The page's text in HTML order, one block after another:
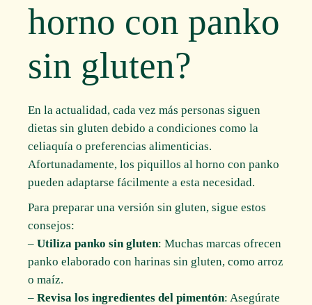
horno con panko
sin gluten?
En la actualidad, cada vez más personas siguen
dietas sin gluten debido a condiciones como la
celiaquía o preferencias alimenticias.
Afortunadamente, los piquillos al horno con panko
pueden adaptarse fácilmente a esta necesidad.
Para preparar una versión sin gluten, sigue estos
consejos:
–Utiliza panko sin gluten: Muchas marcas ofrecen
panko elaborado con harinas sin gluten, como arroz
o maíz.
–Revisa los ingredientes del pimentón: Asegúrate